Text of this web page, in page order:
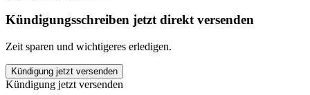
Kündigungsschreiben jetzt direkt versenden
Zeit sparen und wichtigeres erledigen.
FitnessLOFT
Wedel
Kündigung jetzt versenden
Kündigung jetzt versenden